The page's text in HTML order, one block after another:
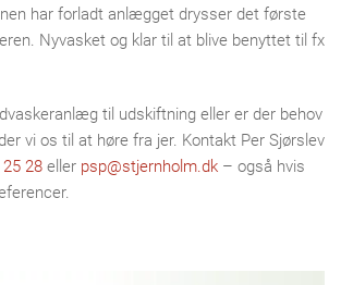
har forladt anlægget drysser det første
Nyvasket og klar til at blive benyttet til fx
til udskiftning eller er der behov
vi os til at høre fra jer. Kontakt Per Sjørslev
28 eller psp@stjernholm.dk – også hvis